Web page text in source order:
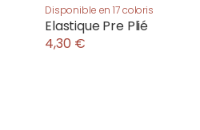
Disponible en 17 coloris
Elastique Pre Plié
4,30 €